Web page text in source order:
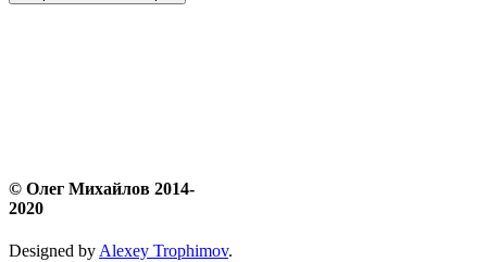
© Олег Михайлов 2014-
2020
Designed by Alexey Trophimov.